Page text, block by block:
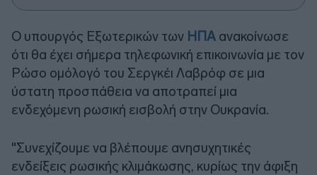
Ο υπουργός Εξωτερικών των ΗΠΑ ανακοίνωσε
ότι θα έχει σήμερα τηλεφωνική επικοινωνία με τον
Ρώσο ομόλογό του Σεργκέι Λαβρόφ σε μια
ύστατη προσπάθεια να αποτραπεί μια
ενδεχόμενη ρωσική εισβολή στην Ουκρανία.
"Συνεχίζουμε να βλέπουμε ανησυχητικές
ενδείξεις ρωσικής κλιμάκωσης, κυρίως την άφιξη